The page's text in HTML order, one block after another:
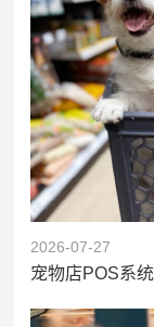
2026-07-27
宠物店POS系